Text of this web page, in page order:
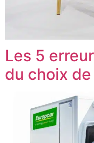
Les 5
du choix